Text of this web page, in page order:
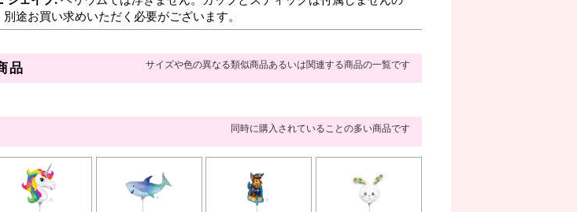
別途お買い求めいただく必要がございます。
品 サイズや色の異なる類似商品あるいは関連する商品の一覧です
同時に購入されていることの多い商品です